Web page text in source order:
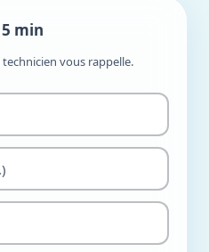
min
vous rappelle.